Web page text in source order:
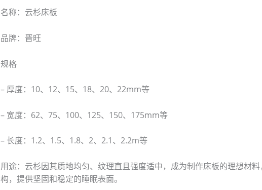
名称：云杉床板
品牌：晋旺
规格
– 厚度：10、12、15、18、20、22mm等
– 宽度：62、75、100、125、150、175mm等
– 长度：1.2、1.5、1.8、2、2.1、2.2m等
用途：云杉因其质地均匀、纹理直且强度适中，成为制作床板的理想材
构，提供坚固和稳定的睡眠表面。